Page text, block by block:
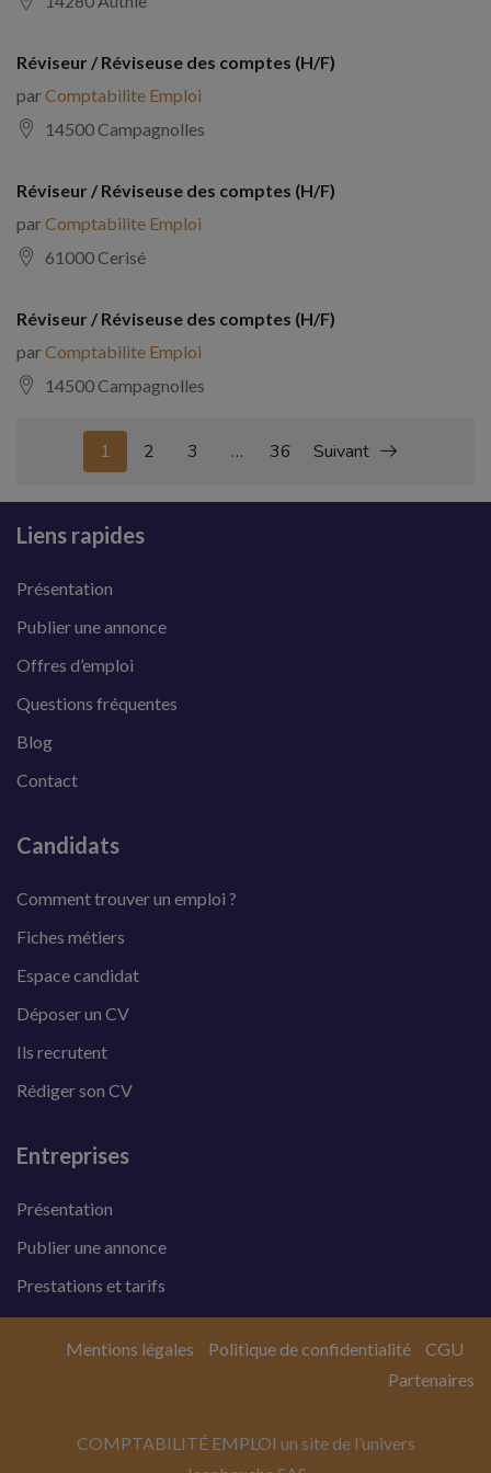
Réviseur / Réviseuse des comptes (H/F)
parComptabilite Emploi
14500 Campagnolles
Réviseur / Réviseuse des comptes (H/F)
parComptabilite Emploi
61000 Cerisé
Réviseur / Réviseuse des comptes (H/F)
parComptabilite Emploi
14500 Campagnolles
1 2 3 … 36 Suivant
Liens rapides
Présentation
Publier une annonce
Offres d’emploi
Questions fréquentes
Blog
Contact
Candidats
Comment trouver un emploi ?
Fiches métiers
Espace candidat
Déposer un CV
Ils recrutent
Rédiger son CV
Entreprises
Présentation
Publier une annonce
Prestations et tarifs
COMPTABILITÉ EMPLOI un site de l’univers
Mentions légales Politique de confidentialité
CGU
Partenaires